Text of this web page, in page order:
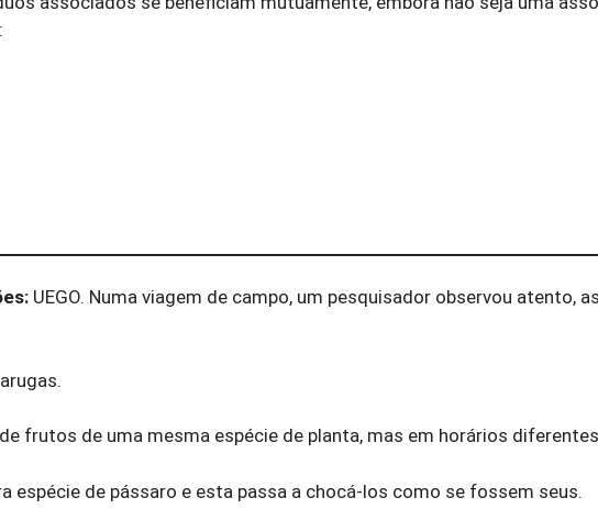
UEGO. Numa viagem de campo, um pesquisador observou atento,
frutos de uma mesma espécie de planta, mas em horários
espécie de pássaro e esta passa a chocá-los como se fossem seus.